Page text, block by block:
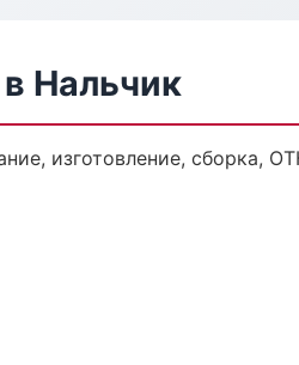
Нальчик
изготовление, сборка,